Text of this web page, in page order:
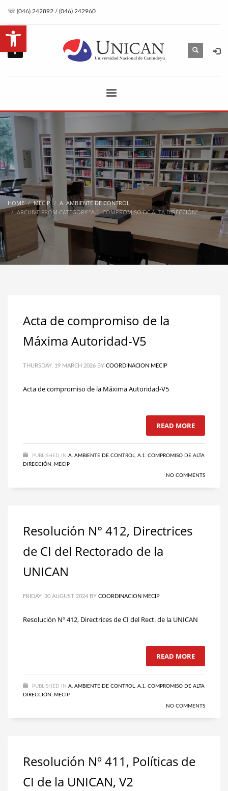
Open toolbar
☏ (046) 242892 / (046) 242960
HOME MECIP
A. AMBIENTE DE CONTROL
ARCHIVE FROM CATEGORY "A.1. COMPROMISO DE ALTA DIRECCIÓN"
Acta de compromiso de la
Máxima Autoridad-V5
THURSDAY, 19 MARCH 2026 BY COORDINACION MECIP
Acta de compromiso de la Máxima Autoridad-V5
READ MORE
PUBLISHED IN A. AMBIENTE DE CONTROL
A.1. COMPROMISO DE ALTA
DIRECCIÓN
MECIP
NO COMMENTS
Resolución N° 412, Directrices
de CI del Rectorado de la
UNICAN
FRIDAY, 30 AUGUST 2024 BY COORDINACION MECIP
Resolución Nº 412, Directrices de CI del Rect. de la UNICAN
READ MORE
PUBLISHED IN A. AMBIENTE DE CONTROL
A.1. COMPROMISO DE ALTA
DIRECCIÓN
MECIP
NO COMMENTS
Resolución Nº 411, Políticas de
CI de la UNICAN, V2